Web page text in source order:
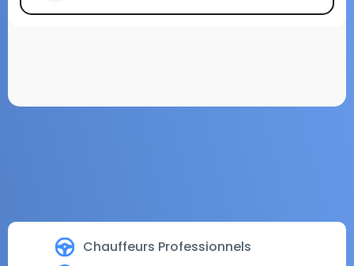
Chauffeurs Professionnels